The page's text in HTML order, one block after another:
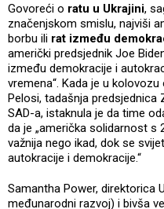
Govoreći o ratu u Ukrajini,
značenjskom smislu, najviši
borbu ili rat između
američki predsjednik Joe
između demokracije i
vremena“. Kada je u
Pelosi, tadašnja
SAD-a, istaknula je da time
da je „američka solidarnost s
važnija nego ikad, dok se
autokracije i demokracije.“
Samantha Power, direktorica
međunarodni razvoj) i bivša